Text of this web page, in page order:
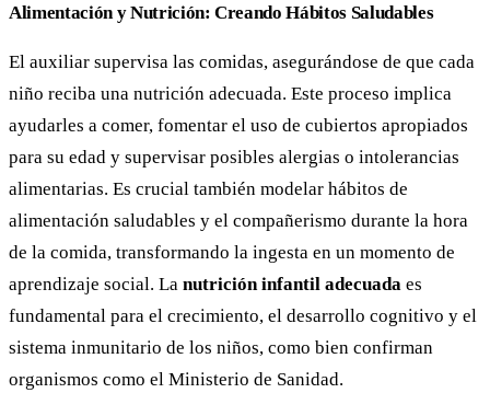
Alimentación y Nutrición: Creando Hábitos Saludables
El auxiliar supervisa las comidas, asegurándose de que cada
niño reciba una nutrición adecuada. Este proceso implica
ayudarles a comer, fomentar el uso de cubiertos apropiados
para su edad y supervisar posibles alergias o intolerancias
alimentarias. Es crucial también modelar hábitos de
alimentación saludables y el compañerismo durante la hora
de la comida, transformando la ingesta en un momento de
aprendizaje social. La nutrición infantil adecuada es
fundamental para el crecimiento, el desarrollo cognitivo y el
sistema inmunitario de los niños, como bien confirman
organismos como el Ministerio de Sanidad.